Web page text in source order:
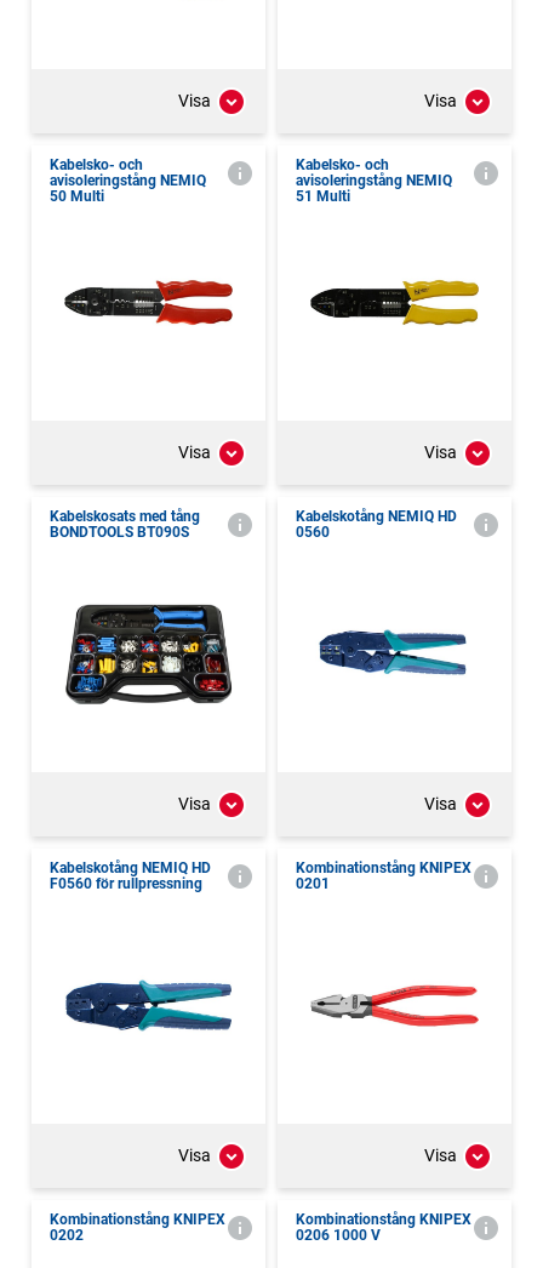
Visa Visa
Kabelsko- och
avisoleringstång NEMIQ
50 Multi
Visa
Kabelsko- och
avisoleringstång NEMIQ
51 Multi
Visa
Kabelskosats med tång
BONDTOOLS BT090S
Visa
Kabelskotång NEMIQ HD
0560
Visa
Kabelskotång NEMIQ HD
F0560 för rullpressning
Visa
Kombinationstång KNIPEX
0201
Visa
Kombinationstång KNIPEX
0202
Kombinationstång KNIPEX
0206 1000 V